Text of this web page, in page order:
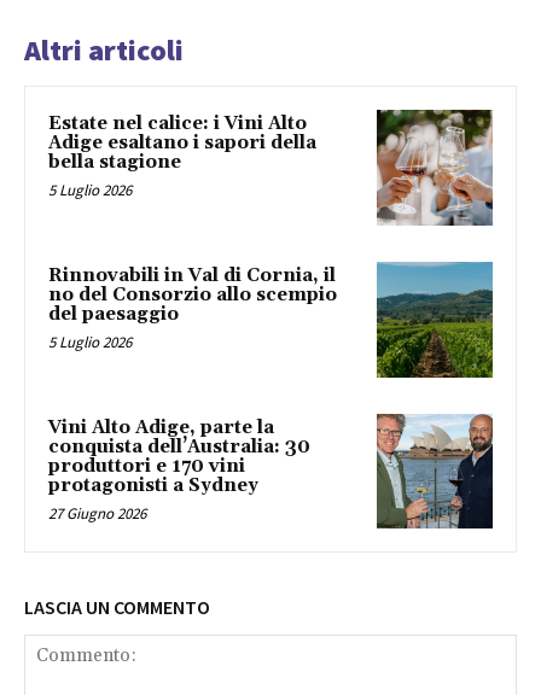
Altri articoli
Estate nel calice: i Vini Alto
Adige esaltano i sapori della
bella stagione
5 Luglio 2026
Rinnovabili in Val di Cornia, il
no del Consorzio allo scempio
del paesaggio
5 Luglio 2026
Vini Alto Adige, parte la
conquista dell’Australia: 30
produttori e 170 vini
protagonisti a Sydney
27 Giugno 2026
LASCIA UN COMMENTO